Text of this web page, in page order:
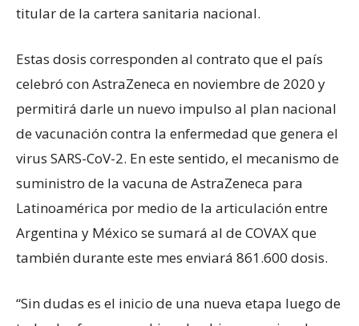
titular de la cartera sanitaria nacional.
Estas dosis corresponden al contrato que el país
celebró con AstraZeneca en noviembre de 2020 y
permitirá darle un nuevo impulso al plan nacional
de vacunación contra la enfermedad que genera el
virus SARS-CoV-2. En este sentido, el mecanismo de
suministro de la vacuna de AstraZeneca para
Latinoamérica por medio de la articulación entre
Argentina y México se sumará al de COVAX que
también durante este mes enviará 861.600 dosis.
“Sin dudas es el inicio de una nueva etapa luego de